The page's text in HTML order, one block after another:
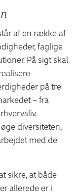
af en række af
faglige
På sigt skal
på tre
– fra
diversiteten,
med de
sikre, at både
allerede er i